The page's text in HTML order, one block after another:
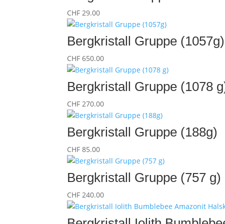
CHF 29.00
Bergkristall Gruppe (1057g)
CHF 650.00
Bergkristall Gruppe (1078
CHF 270.00
Bergkristall Gruppe (188g)
CHF 85.00
Bergkristall Gruppe (757 g)
CHF 240.00